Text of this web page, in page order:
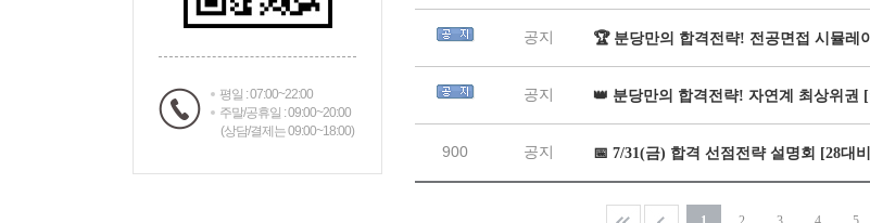
평일 : 07:00~22:00
주말/공휴일 : 09:00~20:00
(상담/결제는 09:00~18:00)